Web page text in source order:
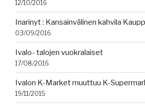
12/10/2016
Inarinyt : Kansainvälinen kahvila
03/09/2016
Ivalo- talojen vuokralaiset
17/08/2016
Ivalon K-Market muuttuu K-
19/11/2015